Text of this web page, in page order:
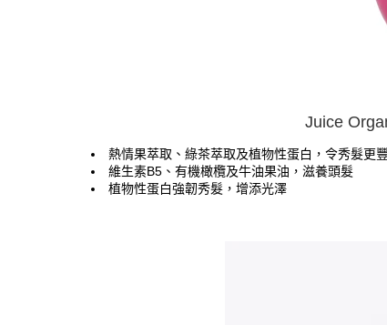
Juice
熱情果萃取、綠茶萃取及植物性蛋白，令秀髮更
維生素B5、有機橄欖及牛油果油，滋養頭髮
植物性蛋白強韌秀髮，增添光澤